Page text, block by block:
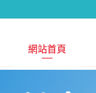
網站首頁